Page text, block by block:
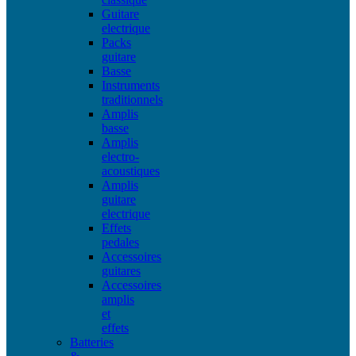
Guitare
electrique
Packs
guitare
Basse
Instruments
traditionnels
Amplis
basse
Amplis
electro-
acoustiques
Amplis
guitare
electrique
Effets
pedales
Accessoires
guitares
Accessoires
amplis
et
effets
Batteries